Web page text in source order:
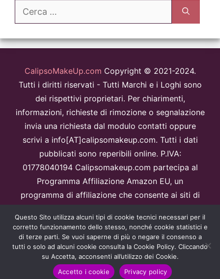
Ricerca
CalipsoMakeUp.com Copyright © 2021-2024.
Tutti i diritti riservati - Tutti Marchi e i Loghi sono
dei rispettivi proprietari. Per chiarimenti,
informazioni, richieste di rimozione o segnalazione
invia una richiesta dal modulo contatti oppure
scrivi a info[AT]calipsomakeup.com. Tutti i dati
pubblicati sono reperibili online. P.IVA:
01778040194 Calipsomakeup.com partecipa al
Programma Affiliazione Amazon EU, un
programma di affiliazione che consente ai siti di
pubblicizzando e fornendo link al sitoAmazon.it.
Disclaimer
Questo sito è protetto da reCAPTCHA e GooglePrivacy Policye
Termini di servizioapply.
Questo Sito utilizza alcuni tipi di cookie tecnici necessari per il
corretto funzionamento dello stesso, nonché cookie statistici e
di terze parti. Se vuoi saperne di più o negare il consenso a
tutti o solo ad alcuni cookie consulta la Cookie Policy. Cliccando
su Accetta, acconsenti all’utilizzo dei Cookie.
Accetto i cookie
Privacy policy